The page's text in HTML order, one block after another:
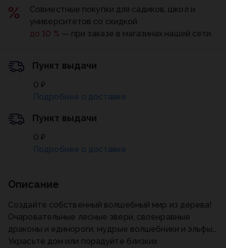
Описание
Создайте собственный волшебный мир из дерева!
Очаровательные лесные звери, своенравные
драконы и единороги, мудрые волшебники и эльфы…
Украсьте дом или порадуйте близких
Совместные покупки для садиков, школ и
университетов со скидкой
до 10 % — при заказе в магазинах нашей сети.
Пункт выдачи
0 ₽
Подробнее о доставке
Пункт выдачи
0 ₽
Подробнее о доставке